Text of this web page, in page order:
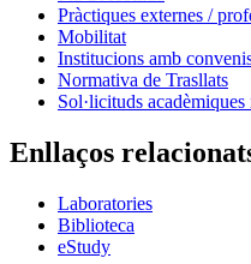
Pràctiques externes /
Mobilitat
Institucions amb
Normativa de Trasllats
Sol·licituds
Enllaços
Laboratories
Biblioteca
eStudy